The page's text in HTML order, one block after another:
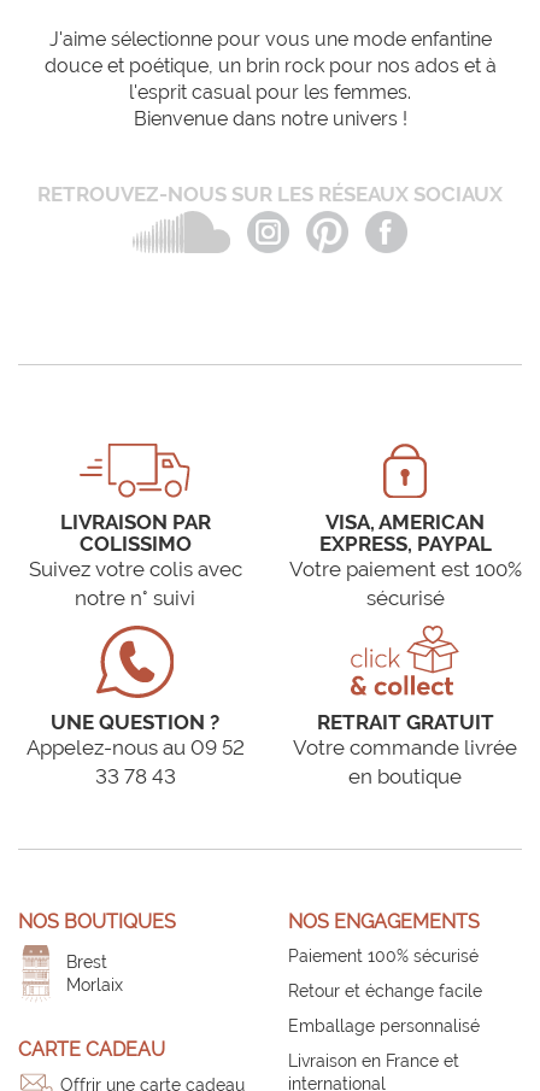
J'aime sélectionne pour vous une mode enfantine
douce et poétique, un brin rock pour nos ados et à
l'esprit casual pour les femmes.
Bienvenue dans notre univers !
RETROUVEZ-NOUS SUR LES RÉSEAUX SOCIAUX
LIVRAISON PAR
COLISSIMO
Suivez votre colis avec
notre n° suivi
VISA, AMERICAN
EXPRESS, PAYPAL
Votre paiement est 100%
sécurisé
UNE QUESTION ?
Appelez-nous au 09 52
33 78 43
RETRAIT GRATUIT
Votre commande livrée
en boutique
NOS BOUTIQUES
Brest
Morlaix
CARTE CADEAU
Offrir une carte cadeau
NOS ENGAGEMENTS
Paiement 100% sécurisé
Retour et échange facile
Emballage personnalisé
Livraison en France et
international